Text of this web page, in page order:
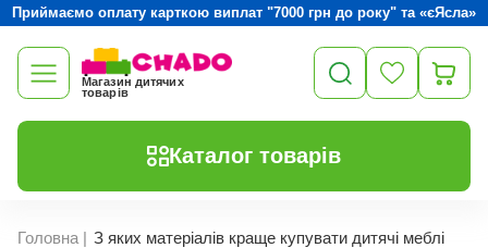
Приймаємо оплату карткою виплат "7000 грн до року" та «єЯсла»
Магазин дитячих
товарів
Каталог товарів
Головна | З яких матеріалів краще купувати дитячі меблі